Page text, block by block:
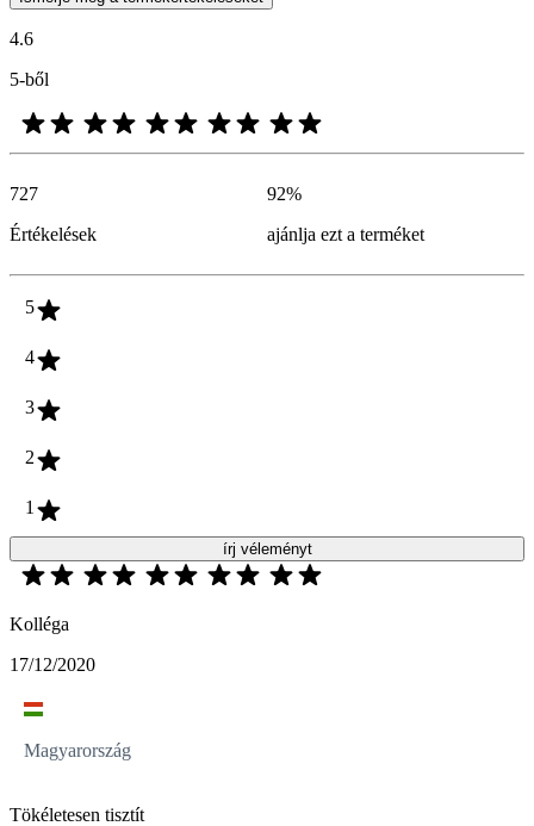
4.6
5-ből
727
Értékelések
92%
ajánlja ezt a terméket
5
4
3
2
1
írj véleményt
Kolléga
17/12/2020
Magyarország
Tökéletesen tisztít